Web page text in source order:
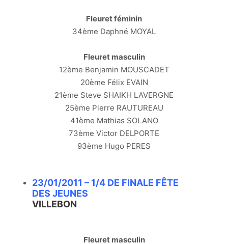
Fleuret féminin
34ème Daphné MOYAL
Fleuret masculin
12ème Benjamin MOUSCADET
20ème Félix EVAIN
21ème Steve SHAIKH LAVERGNE
25ème Pierre RAUTUREAU
41ème Mathias SOLANO
73ème Victor DELPORTE
93ème Hugo PERES
23/01/2011 – 1/4 DE FINALE FÊTE
DES JEUNES
VILLEBON
Fleuret masculin